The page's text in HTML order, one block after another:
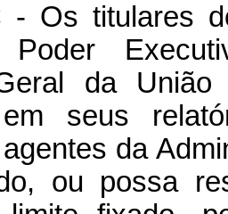
- Os titulares
da
em seus
da
ou possa